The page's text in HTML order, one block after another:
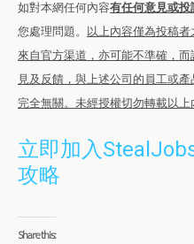
如對本網任何內容有任何意見或投
您處理問題。
以上內容僅為投稿
來自官方渠道，亦可能不準確，
見及反饋，與上述公司的員工或
完全無關。未經授權切勿轉載以
立即加入
攻略
Share this: